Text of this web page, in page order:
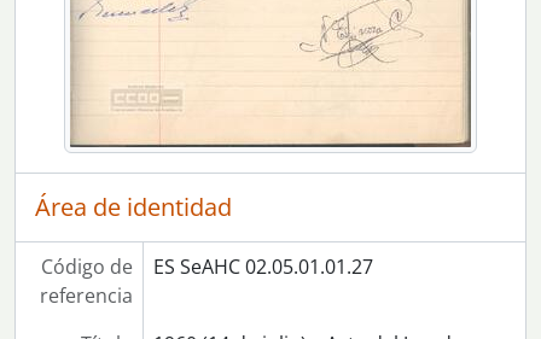
[UDS] 53 - 1962 (27 de junio) – Acta del Jurado
[UDS] 54 - 1962 (13 de julio) – Acta del Jurado
[UDS] 55 - 1962 (13 de agosto) – Acta del Jurado (sesión extraordinaria)
[UDS] 56 - 1962 (30 de agosto) – Acta del Jurado
[UDS] 57 - 1962 (27 de septiembre) – Acta del Jurado
[UDS] 59 - 1962 (22 de octubre) – Acta del Jurado (sesión extraordinaria)
[UDS] 60 - 1962 (24 de octubre) – Acta del Jurado (sesión extraordinaria)
[UDS] 61 - 1962 (20 de octubre) – Acta del Jurado
[UDS] 62 - 1962 (29 de noviembre) – Acta del Jurado
Área de identidad
Código de
referencia
ES SeAHC 02.05.01.01.27